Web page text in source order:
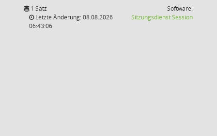
1 Satz
Letzte Änderung: 08.08.2026
06:43:06
Software:
SitzungsdienstSession(Wird in